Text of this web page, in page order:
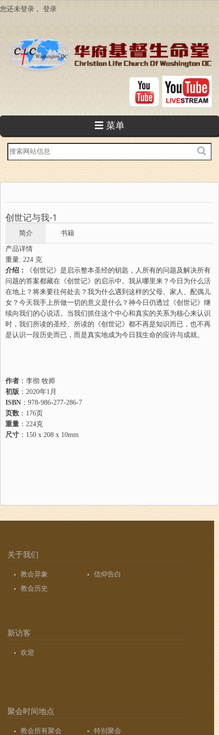
跳
您还未登录， 登录
☰ 菜单
站
内
搜
索
创世记与我-1
简介 书籍
产品详情
重量: 224 克
介绍：
《创世记》是启示整本圣经的钥匙，人所有的问题及解决所有
问题的答案都藏在《创世记》的启示中。我从哪里来？今日为什么活
在地上？将来要往何处去？我为什么遇到这样的父母、家人、配偶儿
女？今天我手上所做一切的意义是什么？神今日仍透过《创世记》继
续向我们的心说话。当我们抓住这个中心和真实的关系为核心来认识
时，我们所读的圣经、所读的《创世记》都不再是知识而已，也不再
是认识一段历史而已，而是真实地成为今日我生命的应许与成就。
作者 ：李彻 牧师
初版 ：2020年1月
ISBN ：978-986-277-286-7
页数 ：176页
重量 ：224克
尺寸 ：150 x 208 x 10mm
关于我们
教会异象
信仰告白
教会历史
新访客
欢迎
聚会时间地点
教会所有聚会 特别聚会